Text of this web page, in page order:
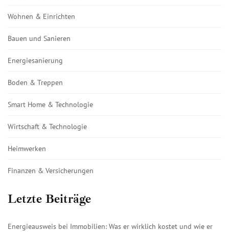
Wohnen & Einrichten
Bauen und Sanieren
Energiesanierung
Boden & Treppen
Smart Home & Technologie
Wirtschaft & Technologie
Heimwerken
Finanzen & Versicherungen
Letzte Beiträge
Energieausweis bei Immobilien: Was er wirklich kostet und wie er